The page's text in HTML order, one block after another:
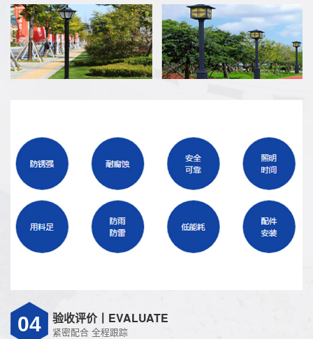
04 验收评价丨EVALUATE
紧密配合 全程跟踪
太阳能路灯在城乡道路照明中的选型与配置要点
随着绿色能源技术的成熟和节能政策的推进，太阳能路
灯因其无需外接电网、安装灵活、运维成本低等特点，
被广泛应用于乡村道路、公园步道、小区庭院及偏远地
区公共照明场景。...
统市电草坪灯铺设涉及电缆开挖、管线敷设，不仅施工
复杂，在兰州特有...
兰州太阳能路灯如何科学选型？一文讲清配置、安装与维护要点
在“双碳”目标持续推进和绿色照明普及的背景下，越来
越多的市政工程、乡村道路及园区项目开始采用太阳能
路灯。尤其在光照资源丰富的西北地区，兰州太阳能路
灯因其无需外接...
园区及隧道照明的主流选择。然而，不少用户在实际应
用中仍面临光衰...